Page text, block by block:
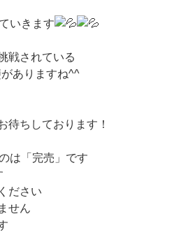
いきます
戦されている
ありますね^^
待ちしております！
は「完売」です
ださい
せん